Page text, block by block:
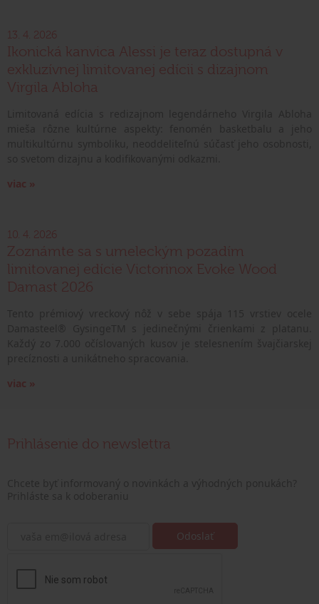
13. 4. 2026
Ikonická kanvica Alessi je teraz dostupná v
exkluzívnej limitovanej edícii s dizajnom
Virgila Abloha
viac »
10. 4. 2026
Zoznámte sa s umeleckým pozadím
limitovanej edície Victorinox Evoke Wood
Damast 2026
viac »
Prihlásenie do newslettra